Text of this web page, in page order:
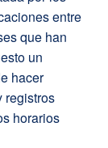
entre
que han
un
hacer
registros
horarios